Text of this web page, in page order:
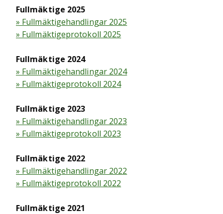
Fullmäktige 2025
» Fullmäktigehandlingar 2025
» Fullmäktigeprotokoll 2025
Fullmäktige 2024
» Fullmäktigehandlingar 2024
» Fullmäktigeprotokoll 2024
Fullmäktige 2023
» Fullmäktigehandlingar 2023
» Fullmäktigeprotokoll 2023
Fullmäktige 2022
» Fullmäktigehandlingar 2022
» Fullmäktigeprotokoll 2022
Fullmäktige 2021